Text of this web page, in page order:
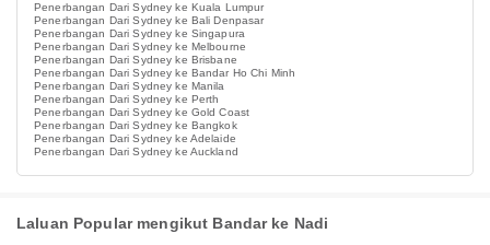
Penerbangan Dari Sydney ke Kuala Lumpur
Penerbangan Dari Sydney ke Bali Denpasar
Penerbangan Dari Sydney ke Singapura
Penerbangan Dari Sydney ke Melbourne
Penerbangan Dari Sydney ke Brisbane
Penerbangan Dari Sydney ke Bandar Ho Chi Minh
Penerbangan Dari Sydney ke Manila
Penerbangan Dari Sydney ke Perth
Penerbangan Dari Sydney ke Gold Coast
Penerbangan Dari Sydney ke Bangkok
Penerbangan Dari Sydney ke Adelaide
Penerbangan Dari Sydney ke Auckland
Laluan Popular mengikut Bandar ke Nadi